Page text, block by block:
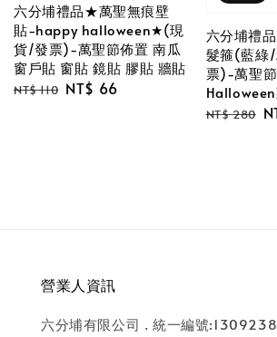
六分埔禮品★萬聖無痕壁
貼-happy halloween★(現
貨/發票)-萬聖節佈置 南瓜
窗戶貼 窗貼 鏡貼 膠貼 牆貼
Regular
NT$ 110 Sale
NT$ 66
六分埔禮
髮箍(藍
票)-萬聖
Regular
NT$ 280
營業人資訊
六分埔有限公司 . 統一編號